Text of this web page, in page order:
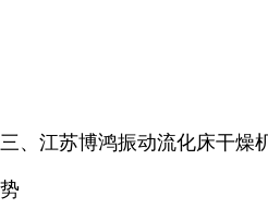
三、江苏博鸿振动流化床干燥
势